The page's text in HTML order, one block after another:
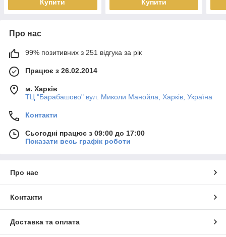
Купити Купити
Про нас
99% позитивних з 251 відгука за рік
Працює з 26.02.2014
м. Харків
ТЦ "Барабашово" вул. Миколи Манойла, Харків, Україна
Контакти
Сьогодні працює з 09:00 до 17:00
Показати весь графік роботи
Про нас
Контакти
Доставка та оплата